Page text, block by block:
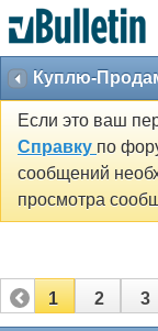
Куплю-
Если это ваш
Справку по
сообщений
просмотра
1 2 3